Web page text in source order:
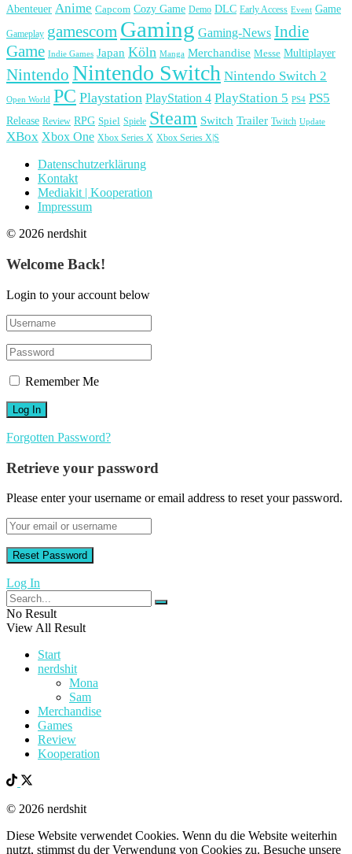
Abenteuer Anime Capcom Cozy Game Demo DLC Early Access Event Game
Gameplay gamescom Gaming Gaming-News Indie
Game Indie Games Japan Köln Manga Merchandise Messe Multiplayer
Nintendo Nintendo Switch Nintendo Switch 2
Open World PC Playstation PlayStation 4 PlayStation 5 PS4 PS5
Release Review RPG Spiel Spiele Steam Switch Trailer Twitch Update
XBox Xbox One Xbox Series X Xbox Series X|S
Datenschutzerklärung
Kontakt
Mediakit | Kooperation
Impressum
© 2026 nerdshit
Welcome Back!
Login to your account below
Remember Me
Forgotten Password?
Retrieve your password
Please enter your username or email address to reset your password.
Log In
No Result
View All Result
Start
nerdshit
Mona
Sam
Merchandise
Games
Review
Kooperation
© 2026 nerdshit
Diese Website verwendet Cookies. Wenn du die Website weiterhin
nutzt, stimmst du der Verwendung von Cookies zu. Besuche unsere